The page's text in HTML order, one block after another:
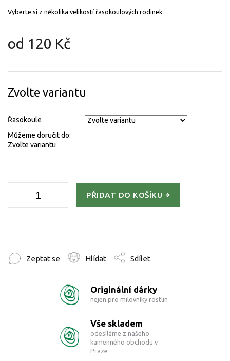
od 120 Kč
cena:
Zvolte variantu
Řasokoule
Můžeme doručit do:
Zvolte variantu
PŘIDAT DO KOŠÍKU
Vyberte si z několika velikostí řasokoulových rodinek
Zeptat se Hlídat Sdílet
Originální dárky
nejen pro milovníky rostlin
Vše skladem
odesíláme z našeho
kamenného obchodu v
Praze